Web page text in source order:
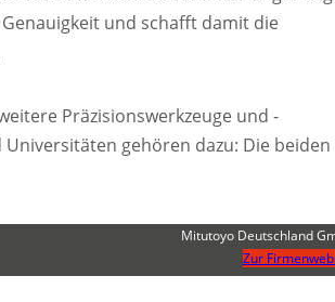
und schafft damit die
Präzisionswerkzeuge und -
gehören dazu: Die beiden
Mitutoyo Deutschland
Zur